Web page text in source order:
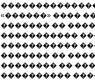
«������» ����
������� ��
�����������
�����������
������� ��
�������� ��
����������